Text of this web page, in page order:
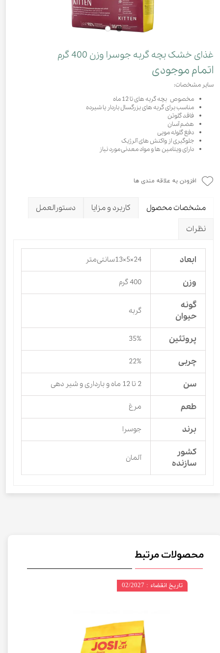
غذای خشک بچه گربه جوسرا وزن 400 گرم
اتمام موجودی
سایر مشخصات:
مخصوص بچه گربه های تا 12 ماه
مناسب برای گربه های بزرگسال باردار یا شیرده
فاقد گلوتن
هضم آسان
دفع گلوله مویی
جلوگیری از واکنش های آلرژیک
دارای ویتامین ها و مواد معدنی مورد نیاز
افزودن به علاقه مندی ها
مشخصات محصول کاربرد و مزایا
دستورالعمل
نظرات
ابعاد 24×5×13سانتی‌متر
وزن 400 گرم
گونه
حیوان
گربه
پروتئین 35%
چربی 22%
سن 2 تا 12 ماه و بارداری و شیر دهی
طعم مرغ
برند جوسرا
کشور
سازنده
آلمان
محصولات مرتبط
تاریخ انقضاء : 02/2027